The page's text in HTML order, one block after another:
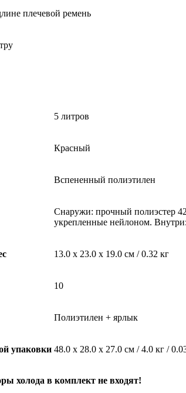
плечевой ремень
5 литров
Красный
Вспененный полиэтилен
Снаружи: прочный полиэстер
укрепленные нейлоном.
13.0 x 23.0 x 19.0 см / 0.32 кг
10
Полиэтилен + ярлык
упаковки 48.0 x 28.0 x 27.0 см / 4.0 кг /
холода в комплект не входят!